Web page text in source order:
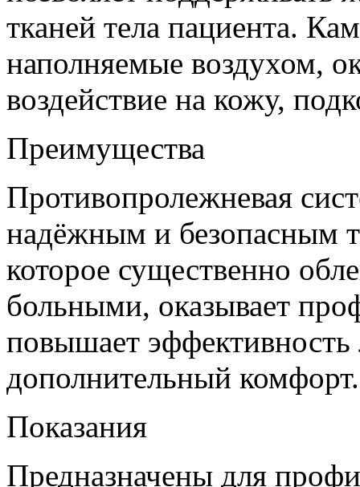
тканей тела пациента.
наполняемые воздухом,
воздействие на кожу,
Преимущества
Противопролежневая
надёжным и безопасным
которое существенно
больными, оказывает
повышает эффективность
дополнительный комфорт.
Показания
Предназначены для